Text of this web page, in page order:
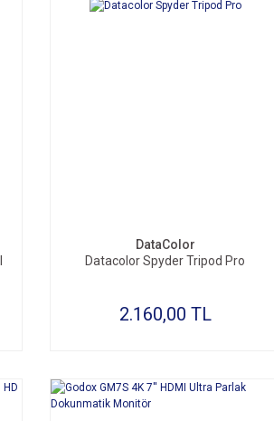
DataColor
Datacolor Spyder Tripod Pro
2.160,00 TL